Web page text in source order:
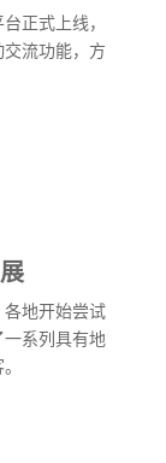
正式上线，
流功能，方
地开始尝试
系列具有地